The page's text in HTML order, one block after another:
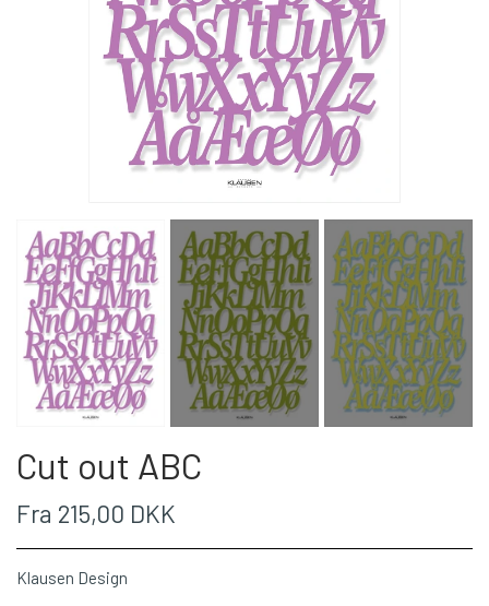
Cut out ABC
Fra 215,00 DKK
Klausen Design